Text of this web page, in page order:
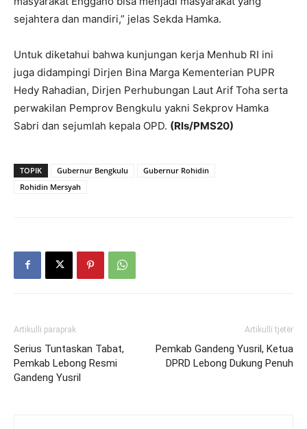
sejahtera dan mandiri,” jelas Sekda Hamka.
Untuk diketahui bahwa kunjungan kerja Menhub RI ini
juga didampingi Dirjen Bina Marga Kementerian PUPR
Hedy Rahadian, Dirjen Perhubungan Laut Arif Toha serta
perwakilan Pemprov Bengkulu yakni Sekprov Hamka
Sabri dan sejumlah kepala OPD. (Rls/PMS20)
TOPIK Gubernur Bengkulu
Gubernur Rohidin
Rohidin Mersyah
Artikulli paraprak
Serius Tuntaskan Tabat,
Pemkab Lebong Resmi
Gandeng Yusril
Artikulli tjetër
Pemkab Gandeng Yusril, Ketua
DPRD Lebong Dukung Penuh